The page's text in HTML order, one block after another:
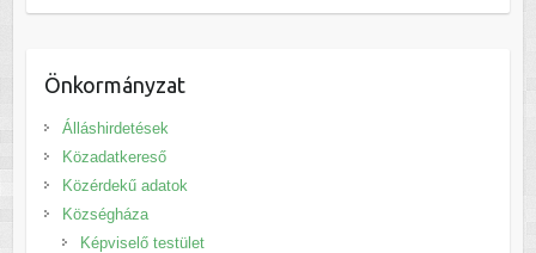
Önkormányzat
Álláshirdetések
Közadatkereső
Közérdekű adatok
Községháza
Képviselő testület